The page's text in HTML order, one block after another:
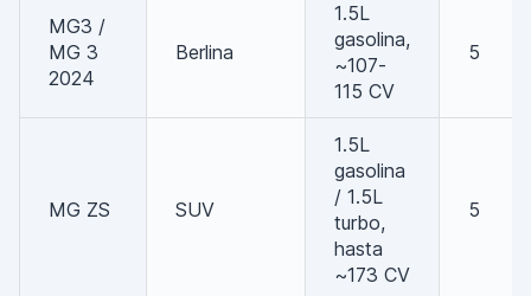
MG3 /
MG 3
2024
Berlina
1.5L
gasolina,
~107-
115 CV
5
MG ZS SUV
1.5L
gasolina
/ 1.5L
turbo,
hasta
~173 CV
5